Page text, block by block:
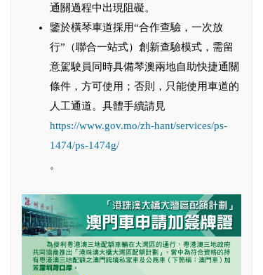
通關過程中出現阻礙。
鑒於橫琴車道採用“合作查驗，一次放
行”（聯合一站式）創新查驗模式，需留
意駕駛員同時具備琴澳兩地自助快捷通關
條件，方可使用；否則，只能使用車道的
人工通道。具體手續請見
https://www.gov.mo/zh-hant/services/ps-
1474/ps-1474g/
。